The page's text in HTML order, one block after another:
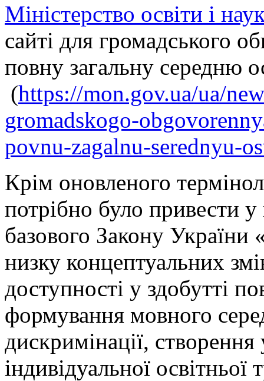
Міністерство освіти і
сайті для громадського
повну загальну середню
(https://mon.gov.ua/ua/
gromadskogo-
povnu-zagalnu-serednyu-
Крім оновленого
потрібно було привести у
базового Закону України
низку концептуальних
доступності у здобутті
формування мовного
дискримінації,
індивідуальної освітньої